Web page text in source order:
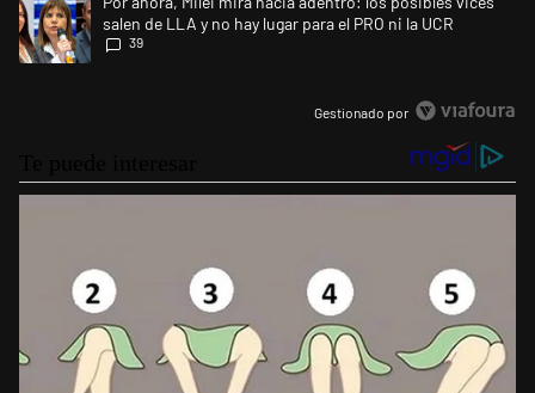
salen de LLA y no hay lugar para el PRO ni la UCR
39
Gestionado por